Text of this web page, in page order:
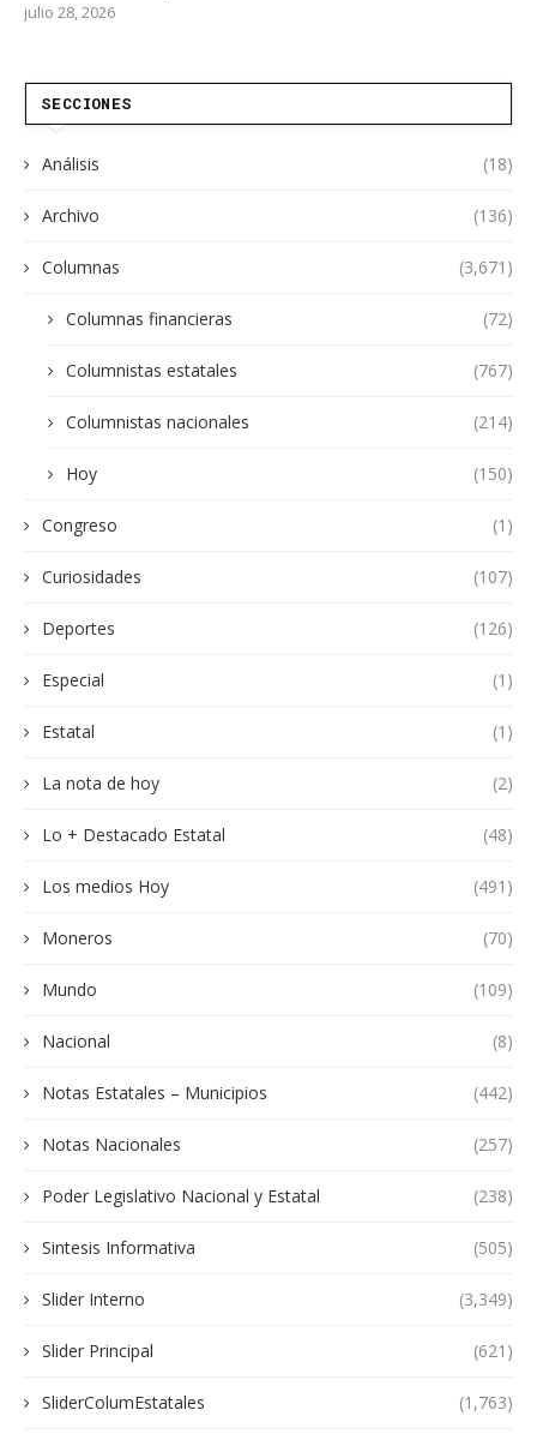
julio 28, 2026
SECCIONES
Análisis (18)
Archivo (136)
Columnas (3,671)
Columnas financieras (72)
Columnistas estatales (767)
Columnistas nacionales (214)
Hoy (150)
Congreso (1)
Curiosidades (107)
Deportes (126)
Especial (1)
Estatal (1)
La nota de hoy (2)
Lo + Destacado Estatal (48)
Los medios Hoy (491)
Moneros (70)
Mundo (109)
Nacional (8)
Notas Estatales – Municipios (442)
Notas Nacionales (257)
Poder Legislativo Nacional y Estatal (238)
Sintesis Informativa (505)
Slider Interno (3,349)
Slider Principal (621)
SliderColumEstatales (1,763)